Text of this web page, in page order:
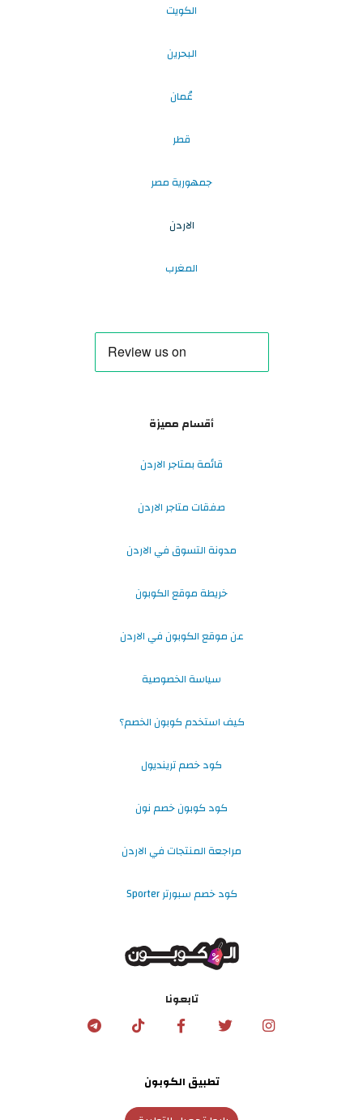
الكويت
البحرين
عُمان
قطر
جمهورية مصر
الاردن
المغرب
أقسام مميزة
قائمة بمتاجر الاردن
صفقات متاجر الاردن
مدونة التسوق في الاردن
خريطة موقع الكوبون
عن موقع الكوبون في الاردن
سياسة الخصوصية
كيف استخدم كوبون الخصم؟
كود خصم ترينديول
كود كوبون خصم نون
مراجعة المنتجات في الاردن
كود خصم سبورتر Sporter
تابعونا
تطبيق الكوبون